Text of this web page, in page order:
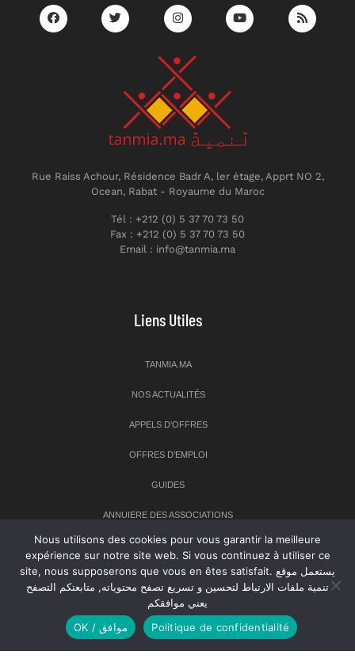
Rue Raiss Achour, Résidence Badr A, ler étage, Apprt NO 2,
Ocean, Rabat - Royaume du Maroc
Tél : +212 (0) 5 37 70 73 50
Fax : +212 (0) 5 37 70 73 50
Email : info@tanmia.ma
Liens Utiles
TANMIA.MA
NOS ACTUALITÉS
APPELS D’OFFRES
OFFRES D’EMPLOI
GUIDES
ANNUIERE DES ASSOCIATIONS
Newsletter
Inscrivez-vous à notre newsletter pour recevoir les dernières
nouvelles sur TANMIA
Nous utilisons des cookies pour vous garantir la meilleure
expérience sur notre site web. Si vous continuez à utiliser ce
site, nous supposerons que vous en êtes satisfait. يستعمل موقع
تنمية ملفات الارتباط لتحسين و تسريع تصفح محتوياته, متابعتكم التصفح
يعني موافقكم
OK / موافق
Politique de confidentialité